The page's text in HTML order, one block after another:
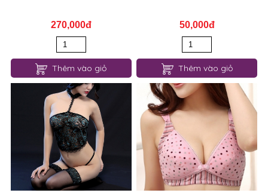
270,000đ
Thêm vào giỏ
50,000đ
Thêm vào giỏ